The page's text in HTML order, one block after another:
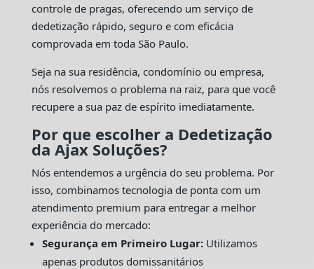
controle de pragas, oferecendo um serviço de
dedetização rápido, seguro e com eficácia
comprovada em toda São Paulo.
Seja na sua residência, condomínio ou empresa,
nós resolvemos o problema na raiz, para que você
recupere a sua paz de espírito imediatamente.
Por que escolher a Dedetização
da Ajax Soluções?
Nós entendemos a urgência do seu problema. Por
isso, combinamos tecnologia de ponta com um
atendimento premium para entregar a melhor
experiência do mercado:
Segurança em Primeiro Lugar:Utilizamos
apenas produtos domissanitários